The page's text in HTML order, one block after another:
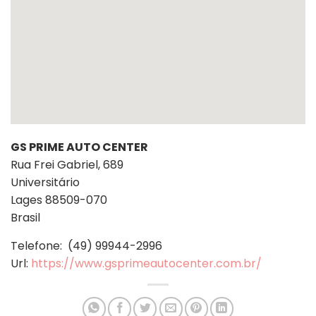
GS PRIME AUTO CENTER
Rua Frei Gabriel, 689
Universitário
Lages 88509-070
Brasil
Telefone: (49) 99944-2996
Url: https://www.gsprimeautocenter.com.br/